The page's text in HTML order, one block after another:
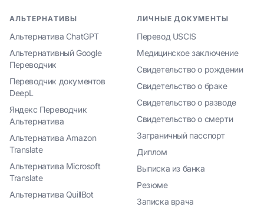
АЛЬТЕРНАТИВЫ
Альтернатива ChatGPT
Альтернативный Google
Переводчик
Переводчик документов
DeepL
Яндекс Переводчик
Альтернатива
Альтернатива Amazon
Translate
Альтернатива Microsoft
Translate
Альтернатива QuillBot
ЛИЧНЫЕ ДОКУМЕНТЫ
Перевод USCIS
Медицинское заключение
Свидетельство о рождении
Свидетельство о браке
Свидетельство о разводе
Свидетельство о смерти
Заграничный пасспорт
Диплом
Выписка из банка
Резюме
Записка врача